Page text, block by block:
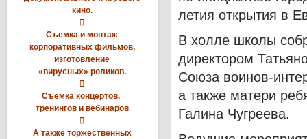
кино.

Съемка и монтаж
корпоративных фильмов,
изготовление
«вирусных» роликов.

Съемка концертов,
тренингов и вебинаров

А также торжественных
летия открытия в
В холле школы
директором
Союза воинов-
а также матери
Галина Чугреева.